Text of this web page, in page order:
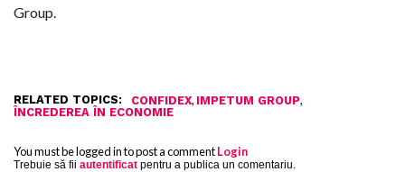
Group.
RELATED TOPICS: CONFIDEX, IMPETUM GROUP,
ÎNCREDEREA ÎN ECONOMIE
You must be logged in to post a commentLogin
Trebuie să fii autentificat pentru a publica un comentariu.